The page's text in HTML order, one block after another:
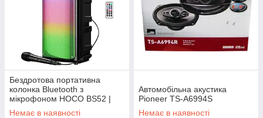
Бездротова портативна
колонка Bluetooth з
мікрофоном HOCO BS52 |
TWS, BT5.0, 10Wx2, 3h
Немає в наявності
Автомобільна акустика
Pioneer TS-A6994S
Немає в наявності